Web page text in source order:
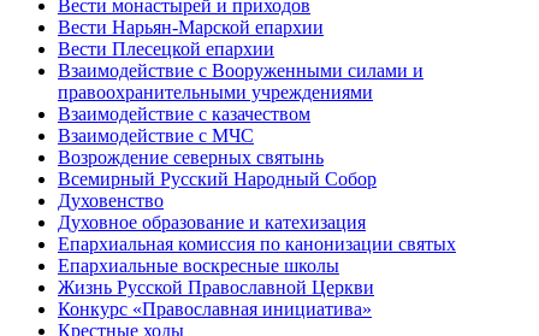
Вести монастырей и приходов
Вести Нарьян-Марской епархии
Вести Плесецкой епархии
Взаимодействие с Вооруженными силами и
правоохранительными учреждениями
Взаимодействие с казачеством
Взаимодействие с МЧС
Возрождение северных святынь
Всемирный Русский Народный Собор
Духовенство
Духовное образование и катехизация
Епархиальная комиссия по канонизации святых
Епархиальные воскресные школы
Жизнь Русской Православной Церкви
Конкурс «Православная инициатива»
Крестные ходы